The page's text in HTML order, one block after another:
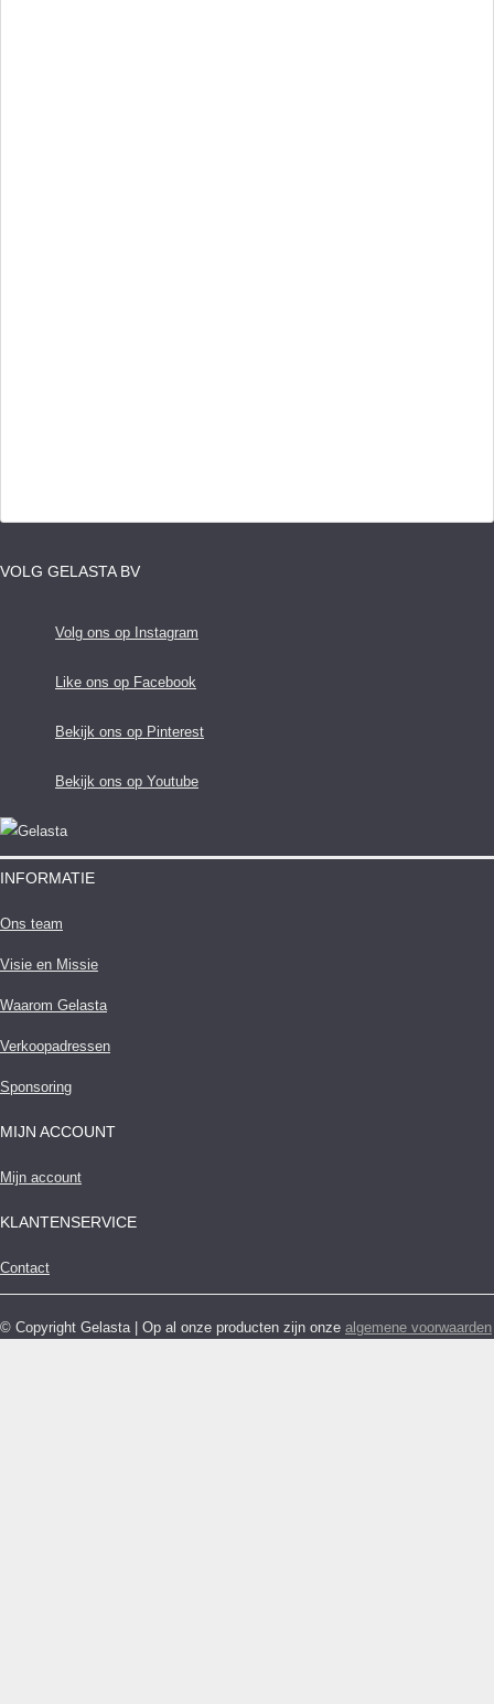
VOLG GELASTA BV
Volg ons op Instagram
Like ons op Facebook
Bekijk ons op Pinterest
Bekijk ons op Youtube
INFORMATIE
Ons team
Visie en Missie
Waarom Gelasta
Verkoopadressen
Sponsoring
MIJN ACCOUNT
Mijn account
KLANTENSERVICE
Contact
© Copyright Gelasta | Op al onze producten zijn onze algemene voorwaarden